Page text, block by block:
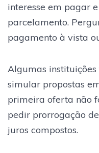
interesse em pagar
parcelamento.
pagamento à vista
Algumas
simular propostas
primeira oferta não
pedir prorrogação
juros compostos.